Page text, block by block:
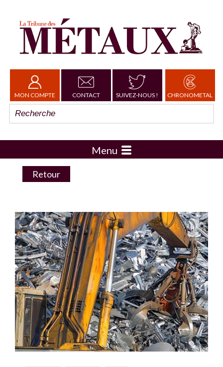
MON COMPTE CONTACT SUIVEZ-NOUS ! CHRONOMETAL
Menu
Retour